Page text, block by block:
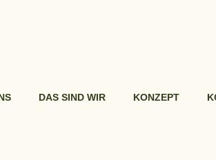
DAS SIND WIR KONZEPT